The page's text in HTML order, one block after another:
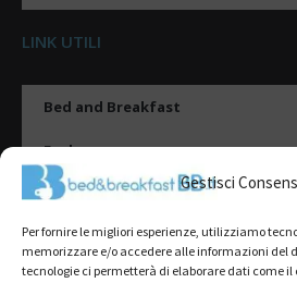
Gestisci
Per fornire le migliori esperienze, utilizziamo
memorizzare e/o accedere alle informazioni del
tecnologie ci permetterà di elaborare dati come
LINK UTILI
Bed and Breakfast
Esplora
Tipologie di alloggio
Destinazioni